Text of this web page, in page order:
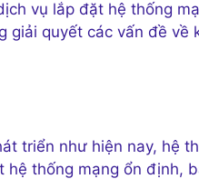
vụ lắp đặt hệ thống
giải quyết các vấn đề
triển như hiện nay, hệ
thống mạng ổn định,